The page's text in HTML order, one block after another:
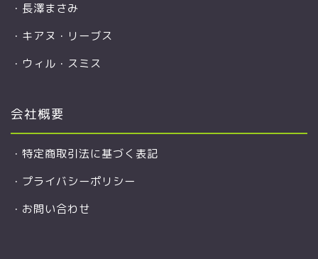
・ 長澤まさみ
・ キアヌ・リーブス
・ ウィル・スミス
会社概要
・ 特定商取引法に基づく表記
・ プライバシーポリシー
・ お問い合わせ